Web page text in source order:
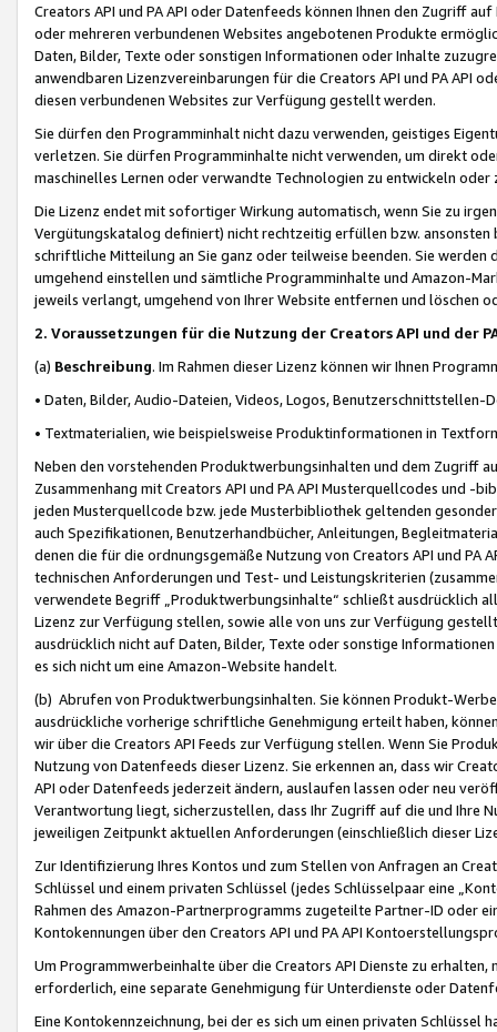
Creators API und PA API oder Datenfeeds können Ihnen den Zugriff
oder mehreren verbundenen Websites angebotenen Produkte
Daten, Bilder, Texte oder sonstigen Informationen oder Inhalte
anwendbaren Lizenzvereinbarungen für die Creators API und PA API
diesen verbundenen Websites zur Verfügung gestellt werden.
Sie dürfen den Programminhalt nicht dazu verwenden, geistiges
verletzen. Sie dürfen Programminhalte nicht verwenden, um direkt
maschinelles Lernen oder verwandte Technologien zu entwickeln
Die Lizenz endet mit sofortiger Wirkung automatisch, wenn Sie zu
Vergütungskatalog definiert) nicht rechtzeitig erfüllen bzw. ansonsten
schriftliche Mitteilung an Sie ganz oder teilweise beenden. Sie werden
umgehend einstellen und sämtliche Programminhalte und Amazon-
jeweils verlangt, umgehend von Ihrer Website entfernen und löschen
2. Voraussetzungen für die Nutzung der Creators API und der
(a) Beschreibung. Im Rahmen dieser Lizenz können wir Ihnen
• Daten, Bilder, Audio-Dateien, Videos, Logos, Benutzerschnittstellen-
• Textmaterialien, wie beispielsweise Produktinformationen in
Neben den vorstehenden Produktwerbungsinhalten und dem Zugriff
Zusammenhang mit Creators API und PA API Musterquellcodes und
jeden Musterquellcode bzw. jede Musterbibliothek geltenden
auch Spezifikationen, Benutzerhandbücher, Anleitungen,
denen die für die ordnungsgemäße Nutzung von Creators API und PA
technischen Anforderungen und Test- und Leistungskriterien
verwendete Begriff „Produktwerbungsinhalte“ schließt ausdrücklich
Lizenz zur Verfügung stellen, sowie alle von uns zur Verfügung
ausdrücklich nicht auf Daten, Bilder, Texte oder sonstige
es sich nicht um eine Amazon-Website handelt.
(b) Abrufen von Produktwerbungsinhalten. Sie können Produkt-
ausdrückliche vorherige schriftliche Genehmigung erteilt haben,
wir über die Creators API Feeds zur Verfügung stellen. Wenn Sie
Nutzung von Datenfeeds dieser Lizenz. Sie erkennen an, dass wir
API oder Datenfeeds jederzeit ändern, auslaufen lassen oder neu
Verantwortung liegt, sicherzustellen, dass Ihr Zugriff auf die und Ihre
jeweiligen Zeitpunkt aktuellen Anforderungen (einschließlich dieser
Zur Identifizierung Ihres Kontos und zum Stellen von Anfragen an
Schlüssel und einem privaten Schlüssel (jedes Schlüsselpaar eine
Rahmen des Amazon-Partnerprogramms zugeteilte Partner-ID oder
Kontokennungen über den Creators API und PA API
Um Programmwerbeinhalte über die Creators API Dienste zu
erforderlich, eine separate Genehmigung für Unterdienste oder
Eine Kontokennzeichnung, bei der es sich um einen privaten